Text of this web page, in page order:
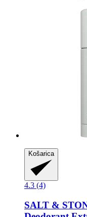
Košarica
4.3 (4)
SALT &